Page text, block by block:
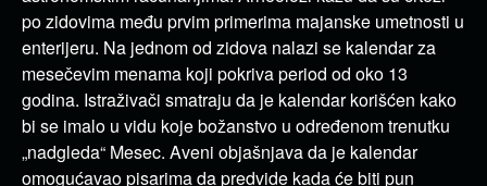
po zidovima među prvim primerima majanske umetnosti u
enterijeru. Na jednom od zidova nalazi se kalendar za
mesečevim menama koji pokriva period od oko 13
godina. Istraživači smatraju da je kalendar korišćen kako
bi se imalo u vidu koje božanstvo u određenom trenutku
„nadgleda“ Mesec. Aveni objašnjava da je kalendar
omogućavao pisarima da predvide kada će biti pun